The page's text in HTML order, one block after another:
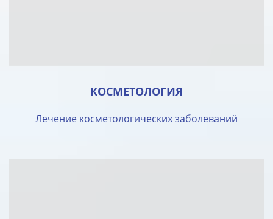
КОСМЕТОЛОГИЯ
Лечение косметологических заболеваний